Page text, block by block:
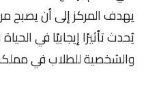
يهدف المركز إلى أن يصبح
يُحدث تأثيرًا إيجابيًا في
والشخصية للطلاب في